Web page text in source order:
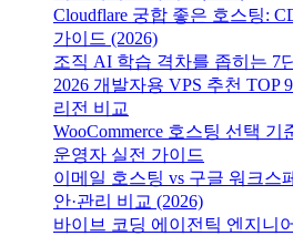
Cloudflare 궁합 좋은 호스팅:
가이드 (2026)
조직 AI 학습 격차를 좁히는 7
2026 개발자용 VPS 추천 TOP
리전 비교
WooCommerce 호스팅 선택 기
운영자 실전 가이드
이메일 호스팅 vs 구글 워크스
안·관리 비교 (2026)
바이브 코딩 에이전틱 엔지니